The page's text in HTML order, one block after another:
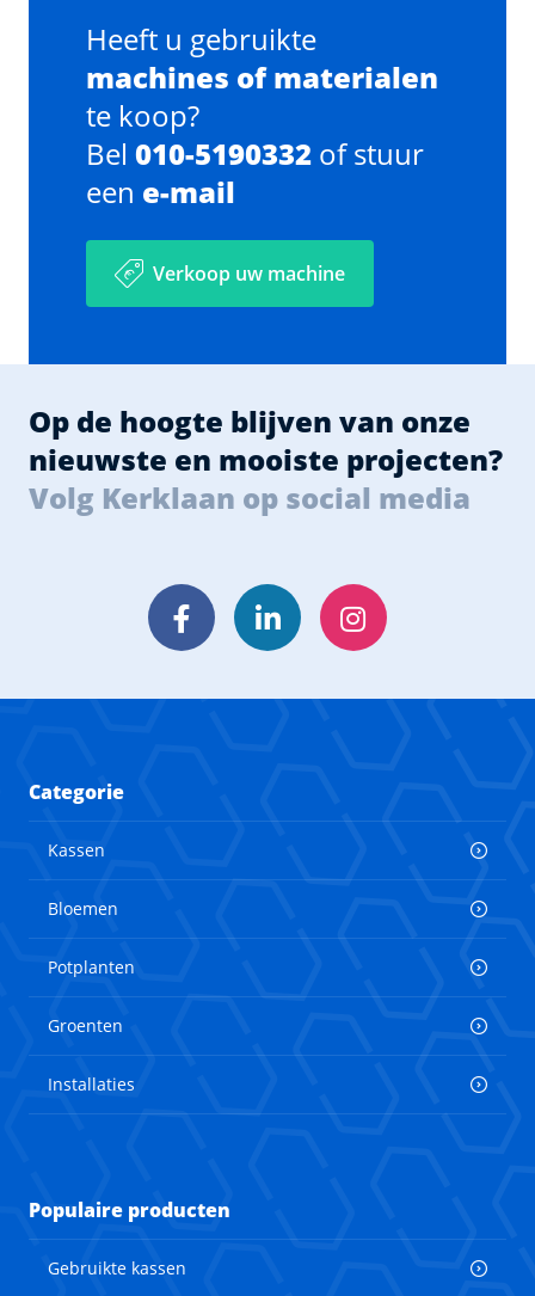
Heeft u gebruikte
machines of materialen
te koop?
Bel 010-5190332 of stuur
een e-mail
Verkoop uw machine
Op de hoogte blijven van onze
nieuwste en mooiste projecten?
Volg Kerklaan op social media
FacebookLinkedInInstagram
Categorie
Kassen
Bloemen
Potplanten
Groenten
Installaties
Populaire producten
Gebruikte kassen